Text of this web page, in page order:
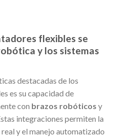
flexibles se
y los sistemas
destacadas de los
es su capacidad de
con brazos robóticos y
integraciones permiten la
y el manejo automatizado